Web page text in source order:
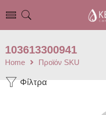
103613300941
Home Προϊόν SKU
Φίλτρα